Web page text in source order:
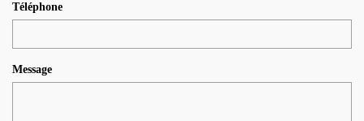
Téléphone
Message